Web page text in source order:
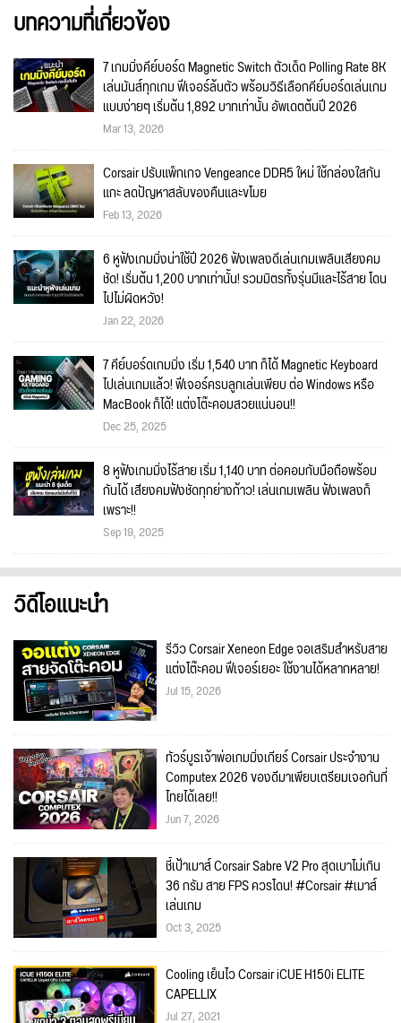
บทความที่เกี่ยวข้อง
7 เกมมิ่งคีย์บอร์ด Magnetic Switch ตัวเด็ด Polling Rate 8K
เล่นมันส์ทุกเกม ฟีเจอร์ล้นตัว พร้อมวิธีเลือกคีย์บอร์ดเล่นเกม
แบบง่ายๆ เริ่มต้น 1,892 บาทเท่านั้น อัพเดตต้นปี 2026
Mar 13, 2026
Corsair ปรับแพ็กเกจ Vengeance DDR5 ใหม่ ใช้กล่องใสกัน
แกะ ลดปัญหาสลับของคืนและขโมย
Feb 13, 2026
6 หูฟังเกมมิ่งน่าใช้ปี 2026 ฟังเพลงดีเล่นเกมเพลินเสียงคม
ชัด! เริ่มต้น 1,200 บาทเท่านั้น! รวมมิตรทั้งรุ่นมีและไร้สาย โดน
ไปไม่ผิดหวัง!
Jan 22, 2026
7 คีย์บอร์ดเกมมิ่ง เริ่ม 1,540 บาท ก็ได้ Magnetic Keyboard
ไปเล่นเกมแล้ว! ฟีเจอร์ครบลูกเล่นเพียบ ต่อ Windows หรือ
MacBook ก็ได้! แต่งโต๊ะคอมสวยแน่นอน!!
Dec 25, 2025
8 หูฟังเกมมิ่งไร้สาย เริ่ม 1,140 บาท ต่อคอมกับมือถือพร้อม
กันได้ เสียงคมฟังชัดทุกย่างก้าว! เล่นเกมเพลิน ฟังเพลงก็
เพราะ!!
Sep 19, 2025
วิดีโอแนะนำ
รีวิว Corsair Xeneon Edge จอเสริมสำหรับสาย
แต่งโต๊ะคอม ฟีเจอร์เยอะ ใช้งานได้หลากหลาย!
Jul 15, 2026
ทัวร์บูธเจ้าพ่อเกมมิ่งเกียร์ Corsair ประจำงาน
Computex 2026 ของดีมาเพียบเตรียมเจอกันที่
ไทยได้เลย!!
Jun 7, 2026
ชี้เป้าเมาส์ Corsair Sabre V2 Pro สุดเบาไม่เกิน
36 กรัม สาย FPS ควรโดน! #Corsair #เมาส์
เล่นเกม
Oct 3, 2025
Cooling เย็นไว Corsair iCUE H150i ELITE
CAPELLIX
Jul 27, 2021